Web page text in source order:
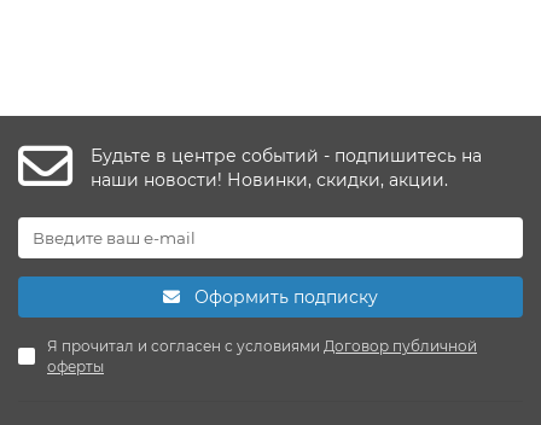
Будьте в центре событий - подпишитесь на
наши новости! Новинки, скидки, акции.
Оформить подписку
Я прочитал и согласен с условиями Договор публичной
оферты